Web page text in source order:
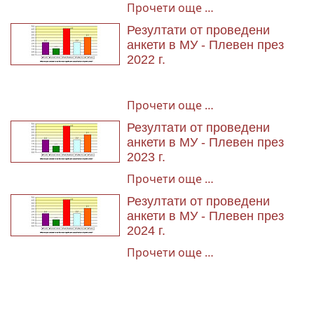
Прочети още …
Резултати от проведени
анкети в МУ - Плевен през
2022 г.
Прочети още …
Резултати от проведени
анкети в МУ - Плевен през
2023 г.
Прочети още …
Резултати от проведени
анкети в МУ - Плевен през
2024 г.
Прочети още …